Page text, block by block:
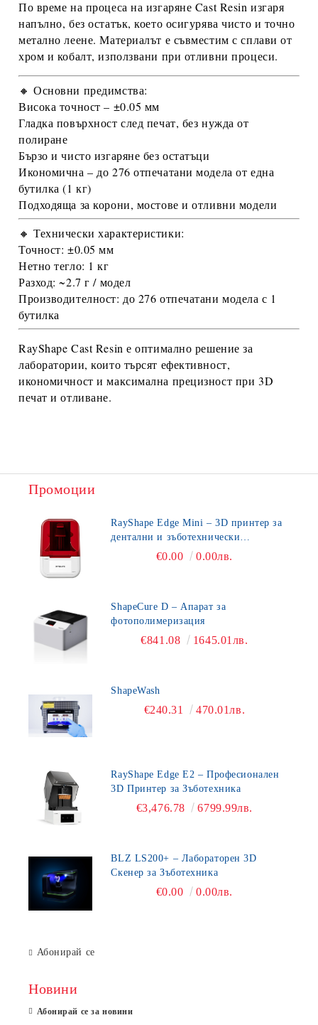
По време на процеса на изгаряне Cast Resin изгаря
напълно, без остатък, което осигурявачисто и точно
метално леене. Материалът е съвместим ссплави от
хром и кобалт, използвани при отливни процеси.
🔸 Основни предимства:
Висока точност – ±0.05 мм
Гладка повърхност след печат, без нужда от
полиране
Бързо и чисто изгаряне без остатъци
Икономична – до 276 отпечатани модела от една
бутилка (1 кг)
Подходяща закорони, мостове и отливни модели
🔸 Технически характеристики:
Точност: ±0.05 мм
Нетно тегло: 1 кг
Разход: ~2.7 г / модел
Производителност: до 276 отпечатани модела с 1
бутилка
RayShape Cast Resin е оптимално решение за
лаборатории, които търсят ефективност,
икономичност и максимална прецизност при 3D
печат и отливане.
Промоции
RayShape Edge Mini – 3D принтер за
дентални и зъботехнически
приложения€0.00 0.00лв.
ShapeCure D – Апарат за
фотополимеризация
€841.08 1645.01лв.
ShapeWash
€240.31 470.01лв.
RayShape Edge E2 – Професионален
3D Принтер за Зъботехника
€3,476.78 6799.99лв.
BLZ LS200+ – Лабораторен 3D
Скенер за Зъботехника
€0.00 0.00лв.
Абонирай се
Новини
Абонирай се за новини